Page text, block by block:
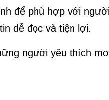
để phù hợp với
dễ đọc và tiện lợi.
người yêu thích